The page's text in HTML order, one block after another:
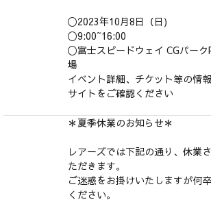
〇2023年10月8日（日)
〇9:00~16:00
〇富士スピードウェイ CGパー
場
イベント詳細、チケット等の情
サイトをご確認ください
＊夏季休業のお知らせ＊
レアーズでは下記の通り、休業
ただきます。
ご迷惑をお掛けいたしますが何
ください。